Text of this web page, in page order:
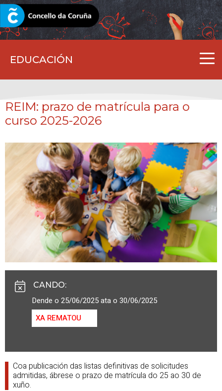
EDUCACIÓN
CORUNA.GAL
REIM: prazo de matrícula para o
curso 2025-2026
CANDO:
Dende o 25/06/2025 ata o 30/06/2025
XA REMATOU
Coa publicación das listas definitivas de solicitudes
admitidas, ábrese o prazo de matrícula do 25 ao 30 de
xuño.